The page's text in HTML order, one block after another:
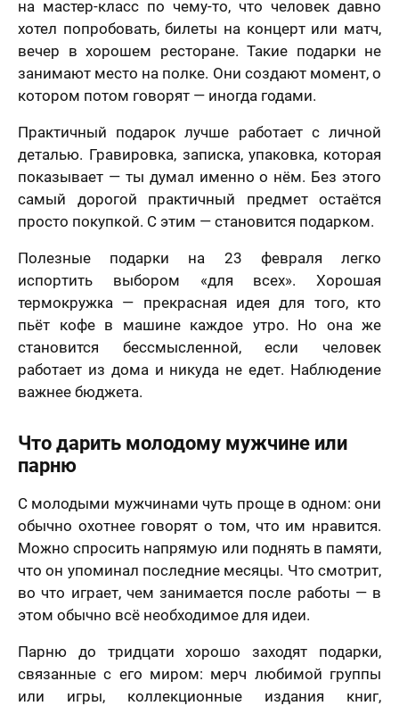
на мастер-класс по чему-то, что человек давно
хотел попробовать, билеты на концерт или матч,
вечер в хорошем ресторане. Такие подарки не
занимают место на полке. Они создают момент, о
котором потом говорят — иногда годами.
Практичный подарок лучше работает с личной
деталью. Гравировка, записка, упаковка, которая
показывает — ты думал именно о нём. Без этого
самый дорогой практичный предмет остаётся
просто покупкой. С этим — становится подарком.
Полезные подарки на 23 февраля легко
испортить выбором «для всех». Хорошая
термокружка — прекрасная идея для того, кто
пьёт кофе в машине каждое утро. Но она же
становится бессмысленной, если человек
работает из дома и никуда не едет. Наблюдение
важнее бюджета.
Что дарить молодому мужчине или
парню
С молодыми мужчинами чуть проще в одном: они
обычно охотнее говорят о том, что им нравится.
Можно спросить напрямую или поднять в памяти,
что он упоминал последние месяцы. Что смотрит,
во что играет, чем занимается после работы — в
этом обычно всё необходимое для идеи.
Парню до тридцати хорошо заходят подарки,
связанные с его миром: мерч любимой группы
или игры, коллекционные издания книг,